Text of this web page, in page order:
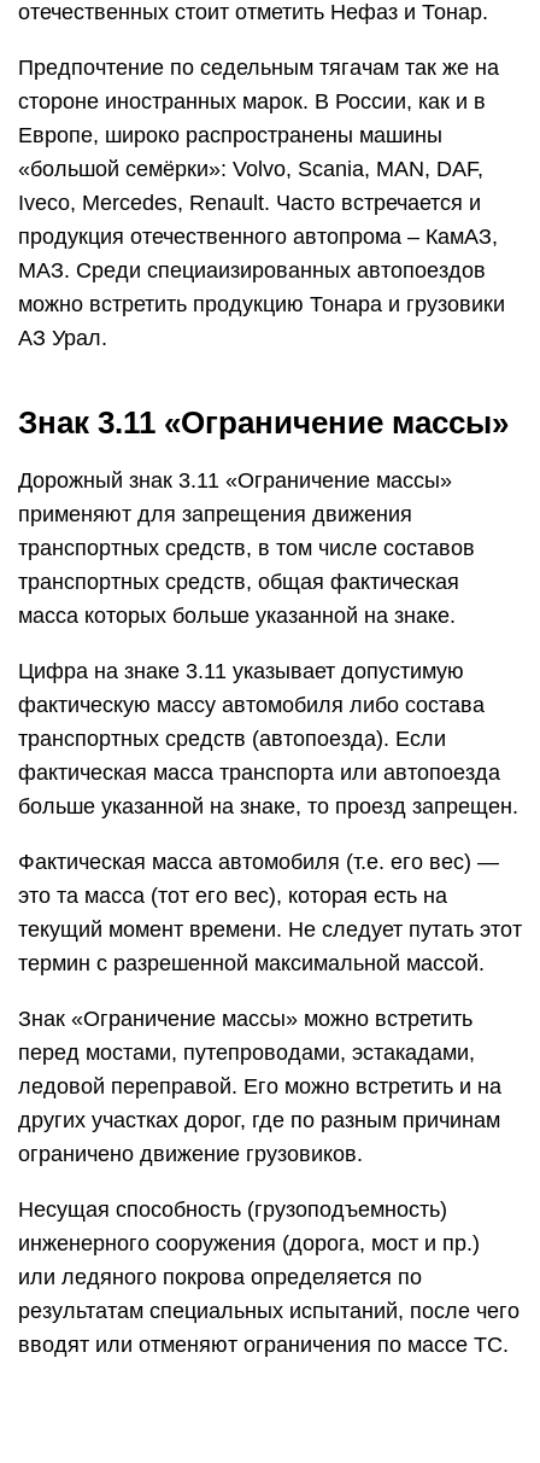
отечественных стоит отметить Нефаз и Тонар.
Предпочтение по седельным тягачам так же на
стороне иностранных марок. В России, как и в
Европе, широко распространены машины
«большой семёрки»: Volvo, Scania, MAN, DAF,
Iveco, Mercedes, Renault. Часто встречается и
продукция отечественного автопрома – КамАЗ,
МАЗ. Среди специаизированных автопоездов
можно встретить продукцию Тонара и грузовики
АЗ Урал.
Знак 3.11 «Ограничение массы»
Дорожный знак 3.11 «Ограничение массы»
применяют для запрещения движения
транспортных средств, в том числе составов
транспортных средств, общая фактическая
масса которых больше указанной на знаке.
Цифра на знаке 3.11 указывает допустимую
фактическую массу автомобиля либо состава
транспортных средств (автопоезда). Если
фактическая масса транспорта или автопоезда
больше указанной на знаке, то проезд запрещен.
Фактическая масса автомобиля (т.е. его вес) —
это та масса (тот его вес), которая есть на
текущий момент времени. Не следует путать этот
термин с разрешенной максимальной массой.
Знак «Ограничение массы» можно встретить
перед мостами, путепроводами, эстакадами,
ледовой переправой. Его можно встретить и на
других участках дорог, где по разным причинам
ограничено движение грузовиков.
Несущая способность (грузоподъемность)
инженерного сооружения (дорога, мост и пр.)
или ледяного покрова определяется по
результатам специальных испытаний, после чего
вводят или отменяют ограничения по массе ТС.